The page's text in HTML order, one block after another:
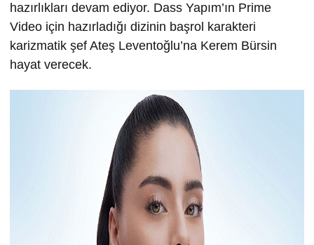
hazırlıkları devam ediyor. Dass Yapım’ın Prime
Video için hazırladığı dizinin başrol karakteri
karizmatik şef Ateş Leventoğlu’na Kerem Bürsin
hayat verecek.